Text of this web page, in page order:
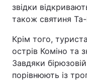
звідки
також святиня
Крім того,
острів Коміно та
Завдяки
порівнюють із